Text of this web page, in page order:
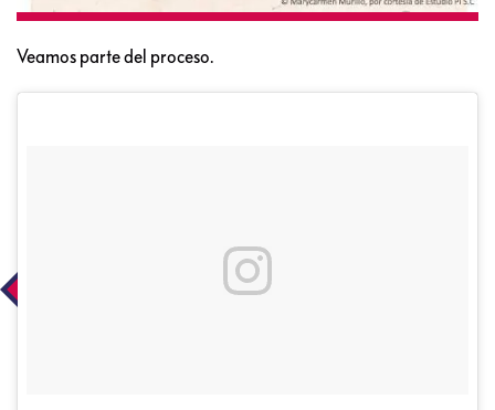
Veamos parte del proceso.